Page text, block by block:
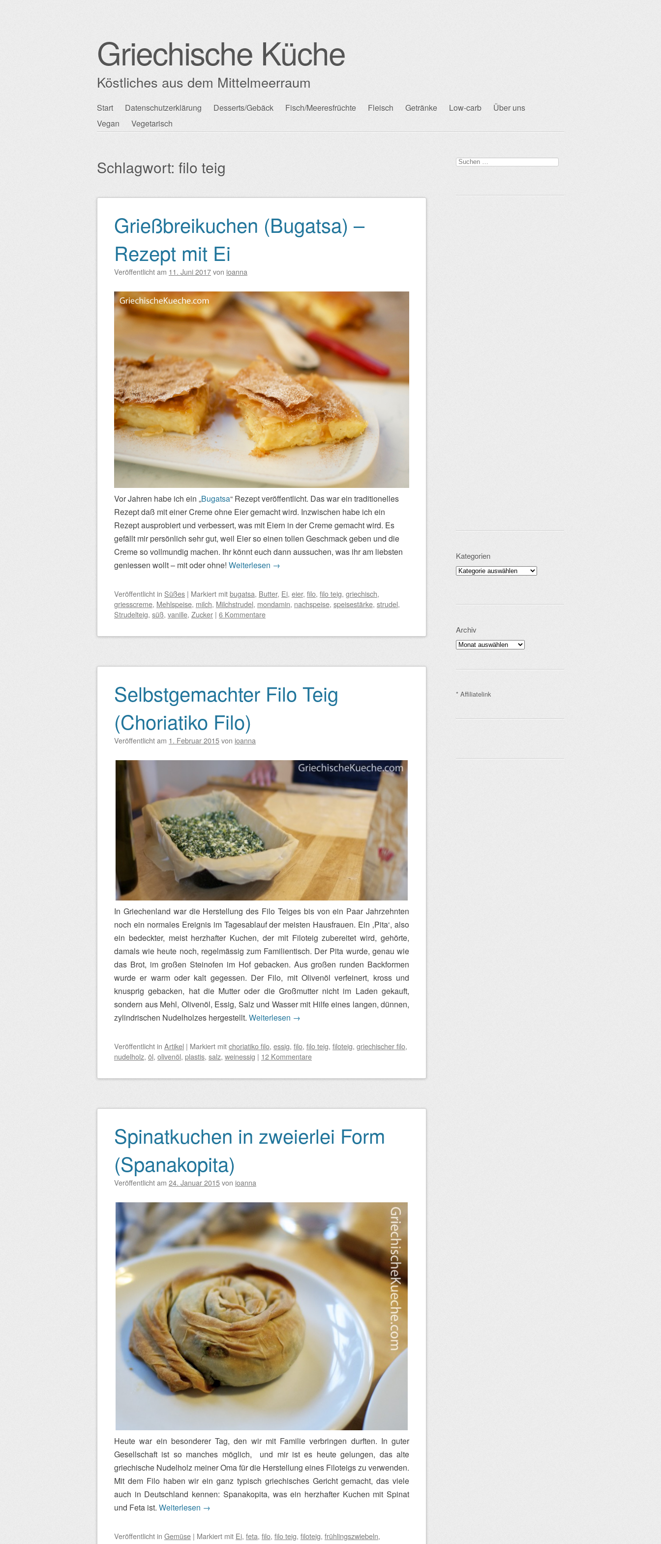
Griechische Küche
Köstliches aus dem Mittelmeerraum
Hauptmenü
Zum
Inhalt
Start Datenschutzerklärung Desserts/Gebäck Fisch/Meeresfrüchte Fleisch Getränke Low-carb
Über uns
Vegan
Vegetarisch
Schlagwort: filo teig
Beitragsnavigation
Grießbreikuchen (Bugatsa) –
Rezept mit Ei
Veröffentlicht am 11. Juni 2017von ioanna
Vor Jahren habe ich ein „Bugatsa“ Rezept veröffentlicht. Das war ein traditionelles
Rezept daß mit einer Creme ohne Eier gemacht wird. Inzwischen habe ich ein
Rezept ausprobiert und verbessert, was mit Eiern in der Creme gemacht wird. Es
gefällt mir persönlich sehr gut, weil Eier so einen tollen Geschmack geben und die
Creme so vollmundig machen. Ihr könnt euch dann aussuchen, was ihr am liebsten
geniessen wollt – mit oder ohne! Weiterlesen →
Veröffentlicht in Süßes | Markiert mitbugatsa, Butter, Ei, eier, filo, filo teig, griechisch,
griesscreme, Mehlspeise, milch, Milchstrudel, mondamin, nachspeise, speisestärke, strudel,
Strudelteig, süß, vanille, Zucker | 6 Kommentare
Selbstgemachter Filo Teig
(Choriatiko Filo)
Veröffentlicht am 1. Februar 2015von ioanna
In Griechenland war die Herstellung des Filo Teiges bis von ein Paar Jahrzehnten
noch ein normales Ereignis im Tagesablauf der meisten Hausfrauen. Ein ‚Pita‘, also
ein bedeckter, meist herzhafter Kuchen, der mit Filoteig zubereitet wird, gehörte,
damals wie heute noch, regelmässig zum Familientisch. Der Pita wurde, genau wie
das Brot, im großen Steinofen im Hof gebacken. Aus großen runden Backformen
wurde er warm oder kalt gegessen. Der Filo, mit Olivenöl verfeinert, kross und
knusprig gebacken, hat die Mutter oder die Großmutter nicht im Laden gekauft,
sondern aus Mehl, Olivenöl, Essig, Salz und Wasser mit Hilfe eines langen, dünnen,
zylindrischen Nudelholzes hergestellt. Weiterlesen →
Veröffentlicht in Artikel | Markiert mitchoriatiko filo, essig, filo, filo teig, filoteig, griechischer filo,
nudelholz, öl, olivenöl, plastis, salz, weinessig | 12 Kommentare
Spinatkuchen in zweierlei Form
(Spanakopita)
Veröffentlicht am 24. Januar 2015von ioanna
Heute war ein besonderer Tag, den wir mit Familie verbringen durften. In guter
Gesellschaft ist so manches möglich, und mir ist es heute gelungen, das alte
griechische Nudelholz meiner Oma für die Herstellung eines Filoteigs zu verwenden.
Mit dem Filo haben wir ein ganz typisch griechisches Gericht gemacht, das viele
auch in Deutschland kennen: Spanakopita, was ein herzhafter Kuchen mit Spinat
und Feta ist. Weiterlesen →
Veröffentlicht in Gemüse | Markiert mit Ei, feta, filo, filo teig, filoteig, frühlingszwiebeln,
Suchen
nach:
Kategorien
Kategorien
Archiv
Archiv
* Affiliatelink